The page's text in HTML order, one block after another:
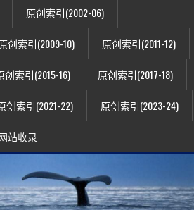
原创索引(2002-06)
创索引(2009-10) 原创索引(2011-12)
创索引(2015-16) 原创索引(2017-18)
创索引(2021-22) 原创索引(2023-24)
站收录